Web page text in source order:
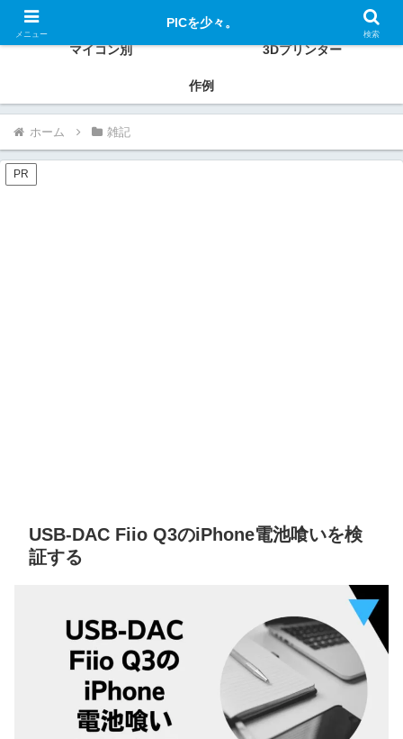
PIC、ESP32、Raspberry Pi、Xiaoなどの使い方、作例を紹介
マイコン別 3Dプリンター
作例
ホーム 雑記
PR
USB-DAC Fiio Q3のiPhone電池喰いを検
証する
メニュー
PICを少々。
検索